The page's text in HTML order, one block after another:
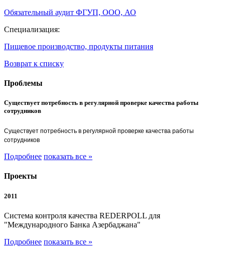
Обязательный аудит ФГУП, ООО, АО
Специализация:
Пищевое производство, продукты питания
Возврат к списку
Проблемы
Существует потребность в регулярной проверке качества работы
сотрудников
Существует потребность в регулярной проверке качества работы
сотрудников
Подробнее показать все »
Проекты
2011
Система контроля качества REDERPOLL для
"Международного Банка Азербаджана"
Подробнее показать все »